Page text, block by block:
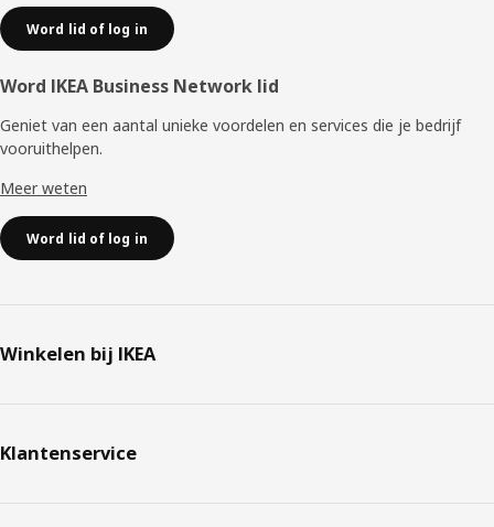
Word lid of log in
Word IKEA Business Network lid
Geniet van een aantal unieke voordelen en services die je bedrijf
vooruithelpen. ​
Meer weten
Word lid of log in
Winkelen bij IKEA
Klantenservice